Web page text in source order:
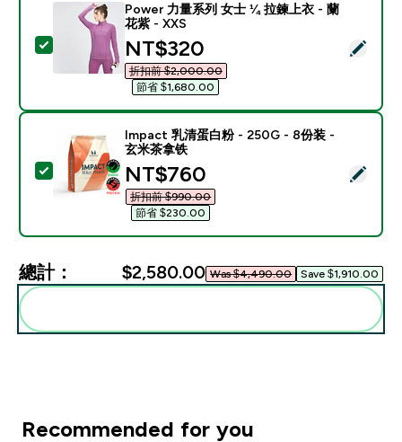
選取此商品 - Power 力量系列 女士 ¼ 拉鍊上衣 - 蘭花
Power 力量系列 女士 ¼ 拉鍊上衣 - 蘭
花紫 - XXS
discounted price
NT$320‎
折扣前 $2,000.00‎
節省 $1,680.00‎
選取此商品 - Impact 乳清蛋白粉 - 250G - 8份装 - 玄
Impact 乳清蛋白粉 - 250G - 8份装 -
玄米茶拿铁
discounted price
NT$760‎
折扣前 $990.00‎
節省 $230.00‎
總計： $2,580.00‎ Was $4,490.00‎ Save $1,910.00‎
Recommended for you